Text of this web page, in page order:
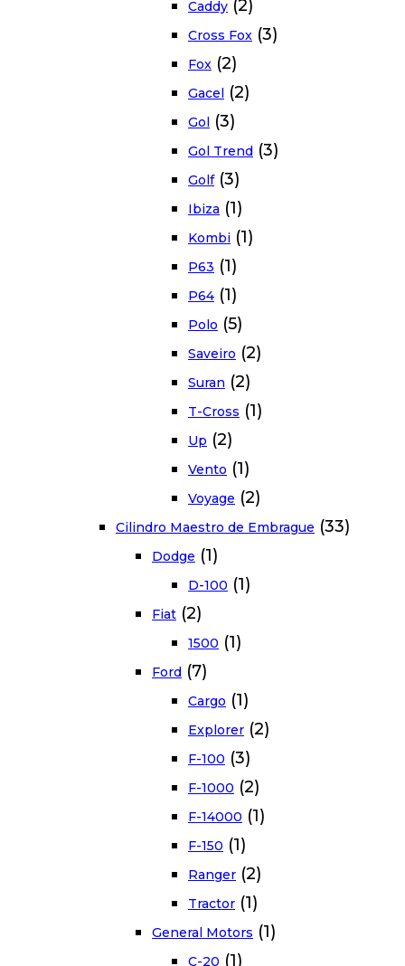
Caddy (2)
Cross Fox (3)
Fox (2)
Gacel (2)
Gol (3)
Gol Trend (3)
Golf (3)
Ibiza (1)
Kombi (1)
P63 (1)
P64 (1)
Polo (5)
Saveiro (2)
Suran (2)
T-Cross (1)
Up (2)
Vento (1)
Voyage (2)
Cilindro Maestro de Embrague (33)
Dodge (1)
D-100 (1)
Fiat (2)
1500 (1)
Ford (7)
Cargo (1)
Explorer (2)
F-100 (3)
F-1000 (2)
F-14000 (1)
F-150 (1)
Ranger (2)
Tractor (1)
General Motors (1)
C-20 (1)